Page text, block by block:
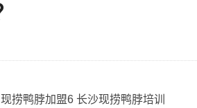
现捞鸭脖加盟6 长沙现捞鸭脖培训